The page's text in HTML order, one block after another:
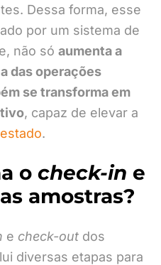
Dessa forma, esse
por um sistema de
não só aumenta a
das operações
se transforma em
, capaz de elevar a
.
o check-in e
amostras?
e check-out dos
diversas etapas para